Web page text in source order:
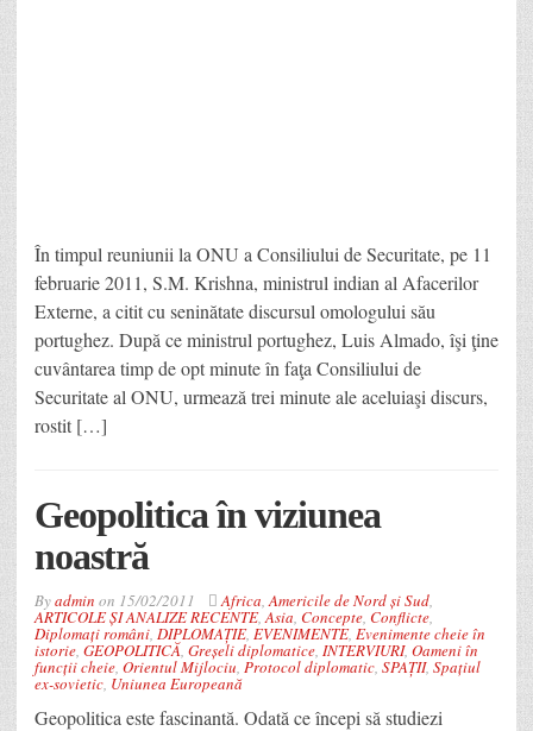
În timpul reuniunii la ONU a Consiliului de Securitate, pe 11
februarie 2011, S.M. Krishna, ministrul indian al Afacerilor
Externe, a citit cu seninătate discursul omologului său
portughez. După ce ministrul portughez, Luis Almado, îşi ţine
cuvântarea timp de opt minute în faţa Consiliului de
Securitate al ONU, urmează trei minute ale aceluiaşi discurs,
rostit […]
Geopolitica în viziunea
noastră
Byadmin on 15/02/2011 Africa Americile de Nord și Sud
ARTICOLE ȘI ANALIZE RECENTE, Asia Concepte Conflicte
Diplomați români DIPLOMAȚIE, EVENIMENTE, Evenimente cheie în
istorie GEOPOLITICĂ Greșeli diplomatice INTERVIURI, Oameni în
funcții cheie Orientul Mijlociu Protocol diplomatic SPAȚII, Spațiul
ex-sovietic Uniunea Europeană
Geopolitica este fascinantă. Odată ce începi să studiezi